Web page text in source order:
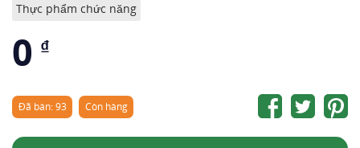
Thực phẩm chức năng
0 ₫
Đã bán: 93 Còn hàng